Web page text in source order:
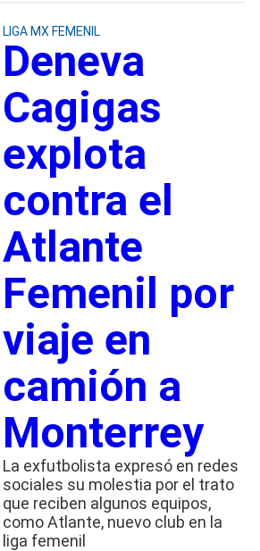
LIGA MX FEMENIL
Deneva
Cagigas
explota
contra el
Atlante
Femenil por
viaje en
camión a
Monterrey
La exfutbolista expresó en redes
sociales su molestia por el trato
que reciben algunos equipos,
como Atlante, nuevo club en la
liga femenil